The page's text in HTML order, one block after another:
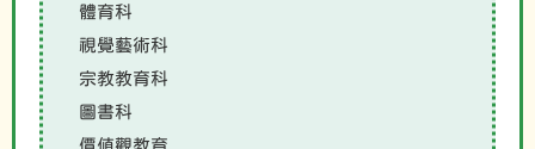
體育科
視覺藝術科
宗教教育科
圖書科
價值觀教育